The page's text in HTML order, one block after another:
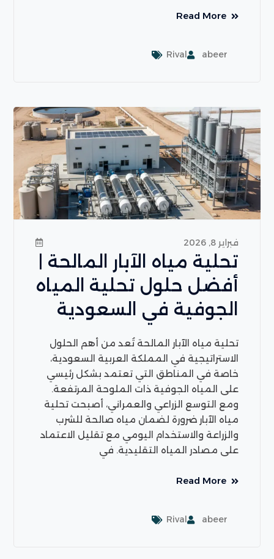
Read More
abeer
Rival
فبراير 8, 2026
تحلية مياه الآبار المالحة |
أفضل حلول تحلية المياه
الجوفية في السعودية
تحلية مياه الآبار المالحة تُعد من أهم الحلول
الاستراتيجية في المملكة العربية السعودية،
خاصة في المناطق التي تعتمد بشكل رئيسي
على المياه الجوفية ذات الملوحة المرتفعة.
ومع التوسع الزراعي والعمراني، أصبحت تحلية
مياه الآبار ضرورة لضمان مياه صالحة للشرب
والزراعة والاستخدام اليومي مع تقليل الاعتماد
على مصادر المياه التقليدية. في
Read More
abeer
Rival